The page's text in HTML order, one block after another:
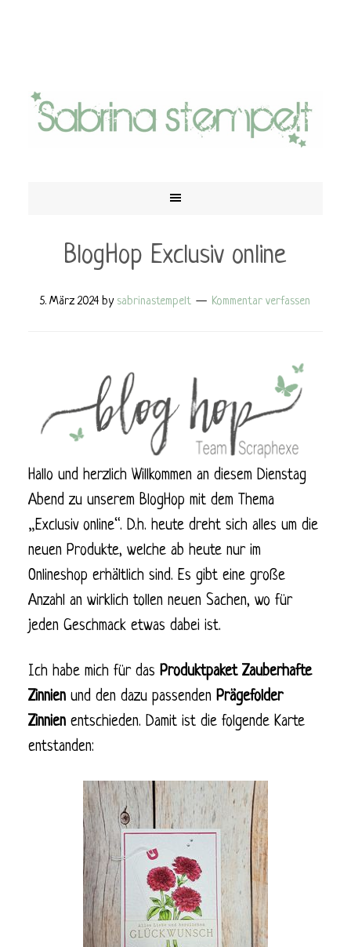
BlogHop Exclusiv online
5. März 2024 by sabrinastempelt Kommentar verfassen
Hallo und herzlich Willkommen an diesem Dienstag
Abend zu unserem BlogHop mit dem Thema
„Exclusiv online“. D.h. heute dreht sich alles um die
neuen Produkte, welche ab heute nur im
Onlineshop erhältlich sind. Es gibt eine große
Anzahl an wirklich tollen neuen Sachen, wo für
jeden Geschmack etwas dabei ist.
Ich habe mich für das Produktpaket Zauberhafte
Zinnienund den dazu passenden Prägefolder
Zinnien entschieden. Damit ist die folgende Karte
entstanden: